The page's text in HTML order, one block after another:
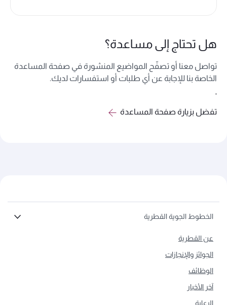
هل تحتاج إلى مساعدة؟
تواصل معنا أو تصفّح المواضيع المنشورة في صفحة المساعدة
الخاصة بنا للإجابة عن أي طلبات أو استفسارات لديك.
تفضل بزيارة صفحة المساعدة
الخطوط الجوية القطرية
عن القطرية
الجوائز والإنجازات
الوظائف
آخر الأخبار
الرعاية